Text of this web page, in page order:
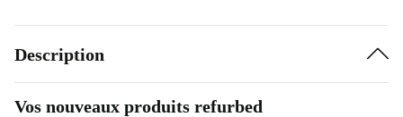
Description
Vos nouveaux produits refurbed